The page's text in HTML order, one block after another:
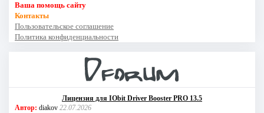
Ваша помощь сайту
Контакты
Пользовательское соглашение
Политика конфиденциальности
Лицензия для IObit Driver Booster PRO 13.5
Автор: diakov 22.07.2026